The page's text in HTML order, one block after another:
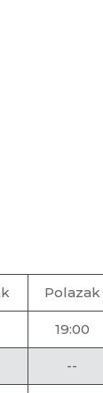
Polazak
19:00
--